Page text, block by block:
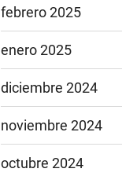
febrero 2025
enero 2025
diciembre 2024
noviembre 2024
octubre 2024